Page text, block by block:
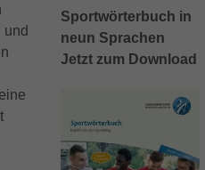
Sportwörterbuch in
neun Sprachen
Jetzt zum Download